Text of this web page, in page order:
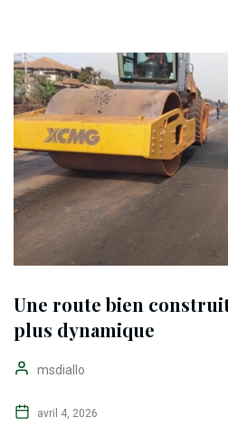
Une route bien
plus dynamique
msdiallo
avril 4, 2026